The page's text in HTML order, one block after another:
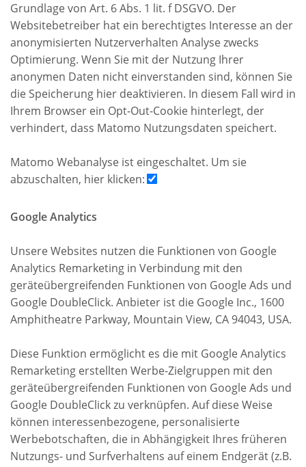
Grundlage von Art. 6 Abs. 1 lit. f DSGVO. Der
Websitebetreiber hat ein berechtigtes Interesse an der
anonymisierten Nutzerverhalten Analyse zwecks
Optimierung. Wenn Sie mit der Nutzung Ihrer
anonymen Daten nicht einverstanden sind, können Sie
die Speicherung hier deaktivieren. In diesem Fall wird in
Ihrem Browser ein Opt-Out-Cookie hinterlegt, der
verhindert, dass Matomo Nutzungsdaten speichert.
Matomo Webanalyse ist eingeschaltet. Um sie
abzuschalten, hier klicken:
Google Analytics
Unsere Websites nutzen die Funktionen von Google
Analytics Remarketing in Verbindung mit den
geräteübergreifenden Funktionen von Google Ads und
Google DoubleClick. Anbieter ist die Google Inc., 1600
Amphitheatre Parkway, Mountain View, CA 94043, USA.
Diese Funktion ermöglicht es die mit Google Analytics
Remarketing erstellten Werbe-Zielgruppen mit den
geräteübergreifenden Funktionen von Google Ads und
Google DoubleClick zu verknüpfen. Auf diese Weise
können interessenbezogene, personalisierte
Werbebotschaften, die in Abhängigkeit Ihres früheren
Nutzungs- und Surfverhaltens auf einem Endgerät (z.B.